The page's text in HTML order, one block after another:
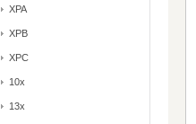
XPA
XPB
XPC
10x
13x